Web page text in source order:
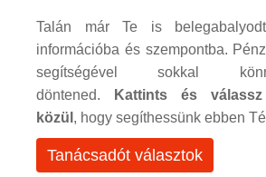
Talán már Te is
információba és szempontba.
segítségével sokkal
döntened.
Kattints és
közül , hogy segíthessünk ebben
Tanácsadót választok